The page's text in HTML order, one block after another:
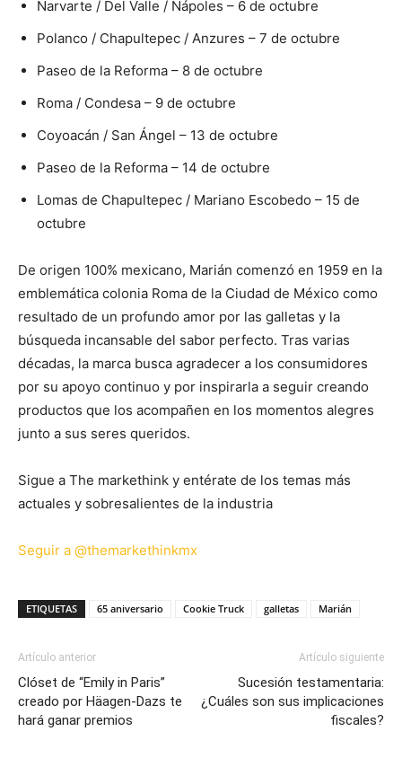
Narvarte / Del Valle / Nápoles – 6 de octubre
Polanco / Chapultepec / Anzures – 7 de octubre
Paseo de la Reforma – 8 de octubre
Roma / Condesa – 9 de octubre
Coyoacán / San Ángel – 13 de octubre
Paseo de la Reforma – 14 de octubre
Lomas de Chapultepec / Mariano Escobedo – 15 de
octubre
De origen 100% mexicano, Marián comenzó en 1959 en la
emblemática colonia Roma de la Ciudad de México como
resultado de un profundo amor por las galletas y la
búsqueda incansable del sabor perfecto. Tras varias
décadas, la marca busca agradecer a los consumidores
por su apoyo continuo y por inspirarla a seguir creando
productos que los acompañen en los momentos alegres
junto a sus seres queridos.
Sigue a The markethink y entérate de los temas más
actuales y sobresalientes de la industria
Seguir a @themarkethinkmx
ETIQUETAS 65 aniversario Cookie Truck galletas Marián
Artículo anterior
Clóset de “Emily in Paris”
creado por Häagen-Dazs te
hará ganar premios
Artículo siguiente
Sucesión testamentaria:
¿Cuáles son sus implicaciones
fiscales?